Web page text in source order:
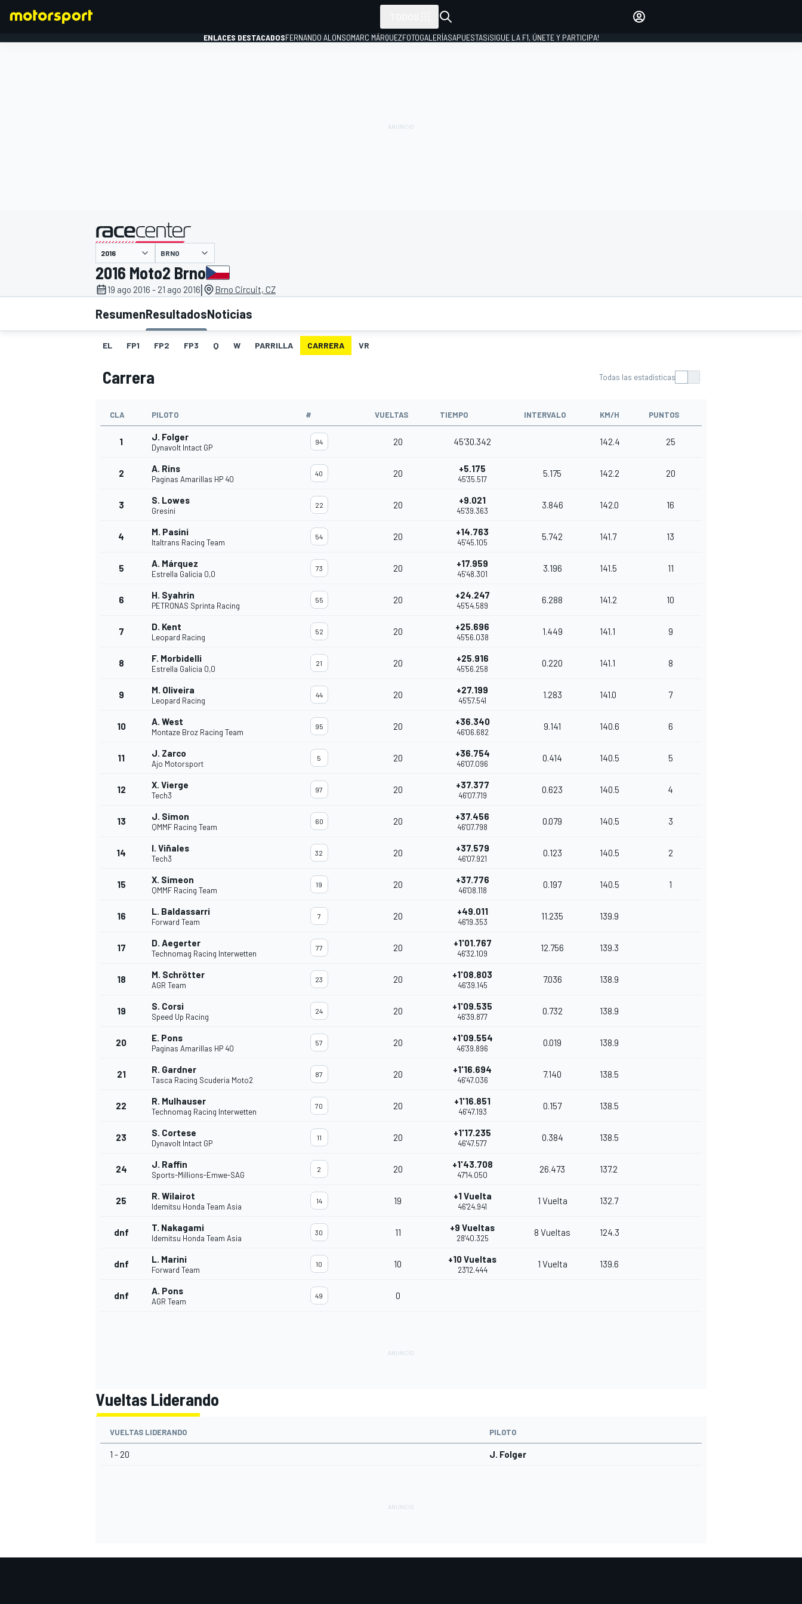
INDYCAR WRC
FÓRMULA E
MÁS CATEGORÍAS
ENLACES DESTACADOSFERNANDO ALONSOMARC MÁRQUEZFOTOGALERÍASAPUESTAS¡SIGUE LA F1, ÚNETE Y PARTICIPA!
presentado por
BRNO
2016 Moto2 Brno
19 ago 2016 - 21 ago 2016| Brno Circuit, CZ
ResumenResultadosNoticias
EL FP1 FP2 FP3 Q W PARRILLA CARRERA VR
Carrera Todas las estadísticas
CLA PILOTO # VUELTAS TIEMPO INTERVALO KM/H PUNTOS
1 J. Folger
Dynavolt Intact GP
94 20 45'30.342 142.4 25
2 A. Rins
Paginas Amarillas HP 40
40 20 +5.175
45'35.517
5.175 142.2 20
3 S. Lowes
Gresini
22 20 +9.021
45'39.363
3.846 142.0 16
4 M. Pasini
Italtrans Racing Team
54 20 +14.763
45'45.105
5.742 141.7 13
5 A. Márquez
Estrella Galicia 0,0
73 20 +17.959
45'48.301
3.196 141.5 11
6 H. Syahrin
PETRONAS Sprinta Racing
55 20 +24.247
45'54.589
6.288 141.2 10
7 D. Kent
Leopard Racing
52 20 +25.696
45'56.038
1.449 141.1 9
8 F. Morbidelli
Estrella Galicia 0,0
21 20 +25.916
45'56.258
0.220 141.1 8
9 M. Oliveira
Leopard Racing
44 20 +27.199
45'57.541
1.283 141.0 7
10 A. West
Montaze Broz Racing Team
95 20 +36.340
46'06.682
9.141 140.6 6
11 J. Zarco
Ajo Motorsport
5 20 +36.754
46'07.096
0.414 140.5 5
12 X. Vierge
Tech3
97 20 +37.377
46'07.719
0.623 140.5 4
13 J. Simon
QMMF Racing Team
60 20 +37.456
46'07.798
0.079 140.5 3
14 I. Viñales
Tech3
32 20 +37.579
46'07.921
0.123 140.5 2
15 X. Simeon
QMMF Racing Team
19 20 +37.776
46'08.118
0.197 140.5 1
16 L. Baldassarri
Forward Team
7 20 +49.011
46'19.353
11.235 139.9
17 D. Aegerter
Technomag Racing Interwetten
77 20 +1'01.767
46'32.109
12.756 139.3
18 M. Schrötter
AGR Team
23 20 +1'08.803
46'39.145
7.036 138.9
19 S. Corsi
Speed Up Racing
24 20 +1'09.535
46'39.877
0.732 138.9
20 E. Pons
Paginas Amarillas HP 40
57 20 +1'09.554
46'39.896
0.019 138.9
21 R. Gardner
Tasca Racing Scuderia Moto2
87 20 +1'16.694
46'47.036
7.140 138.5
22 R. Mulhauser
Technomag Racing Interwetten
70 20 +1'16.851
46'47.193
0.157 138.5
23 S. Cortese
Dynavolt Intact GP
11 20 +1'17.235
46'47.577
0.384 138.5
24 J. Raffin
Sports-Millions-Emwe-SAG
2 20 +1'43.708
47'14.050
26.473 137.2
25 R. Wilairot
Idemitsu Honda Team Asia
14 19 +1 Vuelta
46'24.941
1 Vuelta 132.7
dnf T. Nakagami
Idemitsu Honda Team Asia
30 11 +9 Vueltas
28'40.325
8 Vueltas 124.3
dnf L. Marini
Forward Team
10 10 +10 Vueltas
23'12.444
1 Vuelta 139.6
dnf A. Pons
AGR Team
49 0
Vueltas Liderando
VUELTAS LIDERANDO PILOTO
1 - 20 J. Folger